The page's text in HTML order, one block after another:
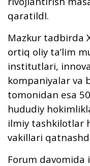
qaratildI.
Mazkur tadbirda
ortiq oliy ta’lim
institutlari,
kompaniyalar va
tomonidan esa
hududiy
ilmiy tashkilotlar
vakillari
Forum